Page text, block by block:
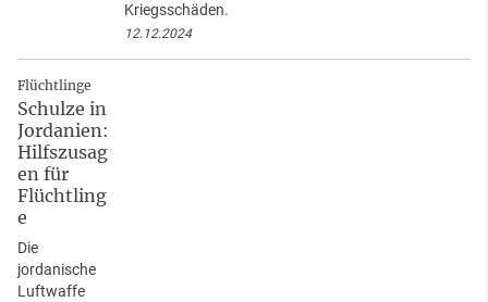
Kriegsschäden.
12.12.2024
Flüchtlinge
Schulze in
Jordanien:
Hilfszusag
en für
Flüchtling
e
Die
jordanische
Luftwaffe